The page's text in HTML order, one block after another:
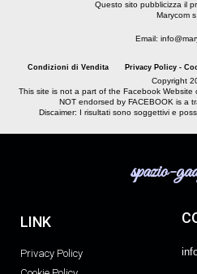
Questo sito pubblicizza il
Marycom
Email:
Condizioni di Vendita Privacy Policy -
Copyright
This site is not a part of the Facebook Website
NOT endorsed by FACEBOOK is a
Discaimer: I risultati sono soggettivi e
spazio-
LINK
Privacy Policy